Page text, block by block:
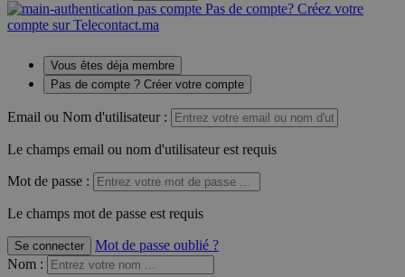
Pas de compte? Créez votre
compte sur Telecontact.ma
Vous êtes déja membre
Pas de compte ? Créer votre compte
Email ou Nom d'utilisateur :
Le champs email ou nom d'utilisateur est requis
Mot de passe :
Le champs mot de passe est requis
Se connecter
Mot de passe oublié ?
Nom :